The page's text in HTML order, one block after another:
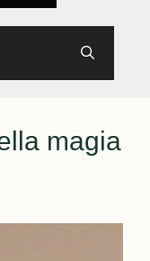
magia